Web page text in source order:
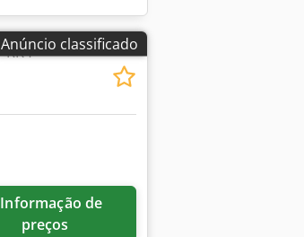
Anúncio classificado
preços